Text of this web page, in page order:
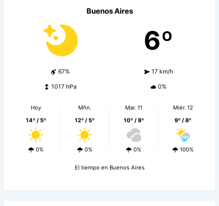
Buenos Aires
6º
67% 17 km/h
1017 hPa 0%
Hoy
14º / 5º
0%
Mñn.
12º / 5º
0%
Mar. 11
10º / 8º
0%
Miér. 12
9º / 8º
100%
El tiempo en Buenos Aires